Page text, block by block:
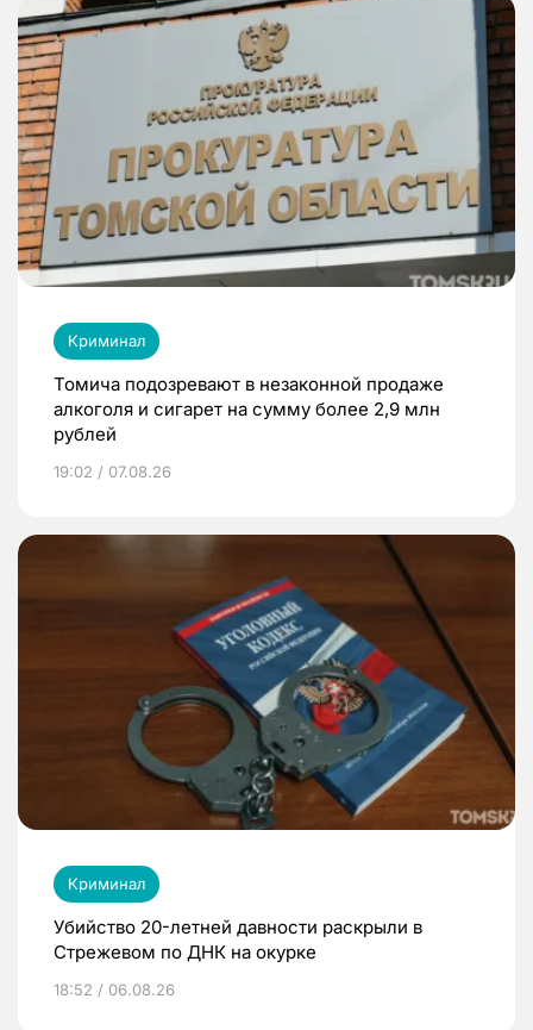
Криминал
Томича подозревают в незаконной продаже
алкоголя и сигарет на сумму более 2,9 млн
рублей
19:02 / 07.08.26
Криминал
Убийство 20-летней давности раскрыли в
Стрежевом по ДНК на окурке
18:52 / 06.08.26